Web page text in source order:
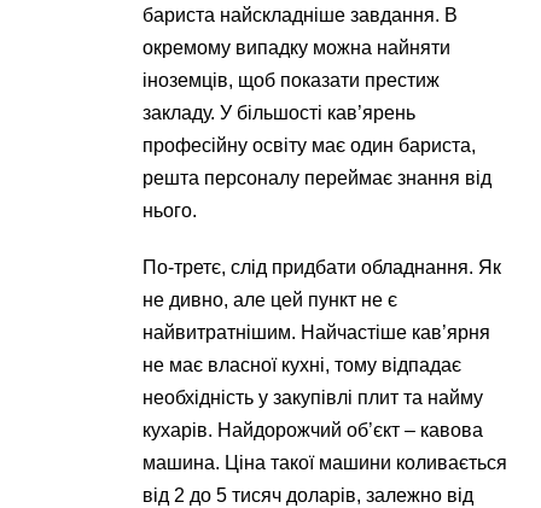
бариста найскладніше завдання. В
окремому випадку можна найняти
іноземців, щоб показати престиж
закладу. У більшості кав’ярень
професійну освіту має один бариста,
решта персоналу переймає знання від
нього.
По-третє, слід придбати обладнання. Як
не дивно, але цей пункт не є
найвитратнішим. Найчастіше кав’ярня
не має власної кухні, тому відпадає
необхідність у закупівлі плит та найму
кухарів. Найдорожчий об’єкт – кавова
машина. Ціна такої машини коливається
від 2 до 5 тисяч доларів, залежно від